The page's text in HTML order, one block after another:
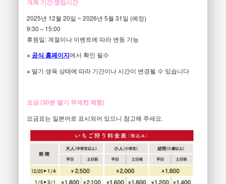
개최 기간·영업시간
2025년 12월 20일 ~ 2026년 5월 31일 (예정)
9:30～15:00
휴원일: 계절이나 이벤트에 따라 변동 가능
※ 공식 홈페이지에서 확인 필수
※ 딸기 생육 상태에 따라 기간이나 시간이 변경될 수 있습니다
요금 (30분 딸기 무제한 체험)
요금표는 일본어로 표시되어 있으니 참고해 주세요.